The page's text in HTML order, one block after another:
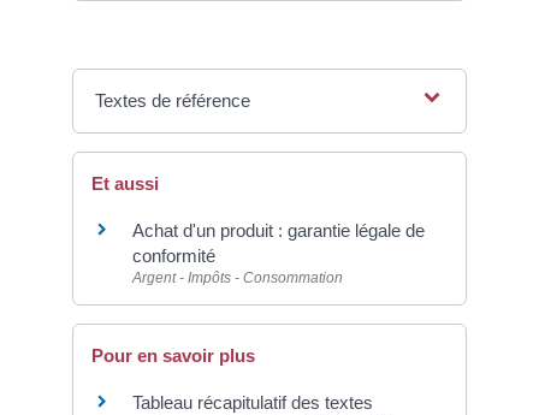
Textes de référence
Et aussi
Achat d'un produit : garantie légale de
conformité
Argent - Impôts - Consommation
Pour en savoir plus
Tableau récapitulatif des textes